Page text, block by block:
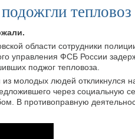
тепловоз
области сотрудники
управления ФСБ России
поджог тепловоза.
молодых людей откликнулся
через социальную
В противоправную